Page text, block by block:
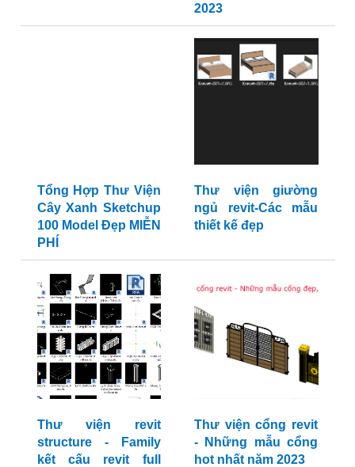
2023
Tổng Hợp Thư Viện
Cây Xanh Sketchup
100 Model Đẹp MIỄN
PHÍ
Thư viện giường
ngủ revit-Các mẫu
thiết kế đẹp
Thư viện revit
structure - Family
kết cấu revit full
Thư viện cổng revit
- Những mẫu cổng
hot nhất năm 2023